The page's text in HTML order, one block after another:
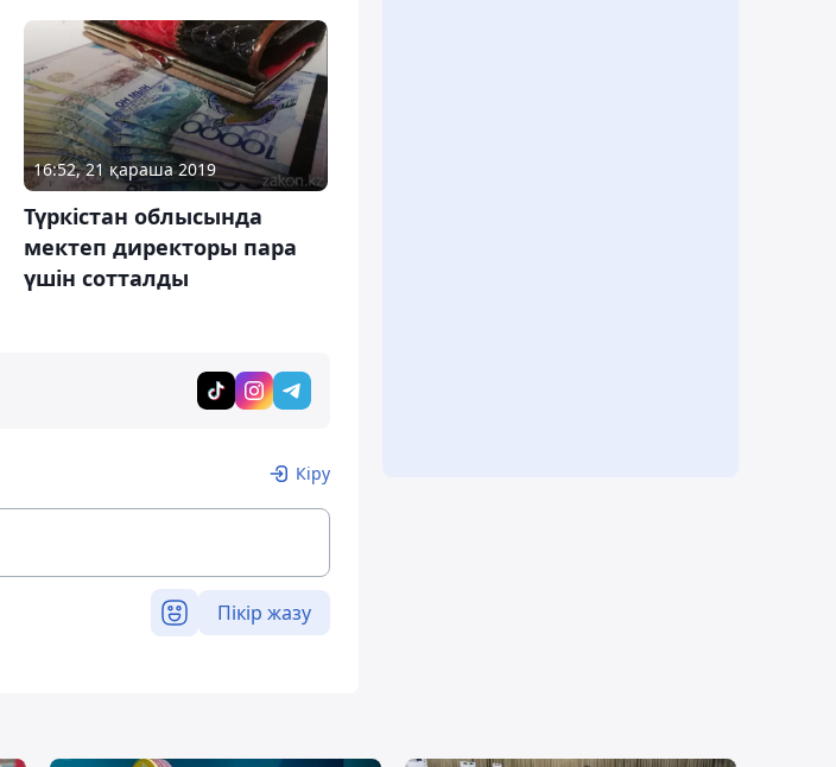
16:52, 21 қараша 2019
Түркістан облысында
мектеп директоры пара
үшін сотталды
Кіру
Пікір жазу